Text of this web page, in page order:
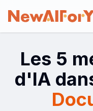
Les 5
d'IA